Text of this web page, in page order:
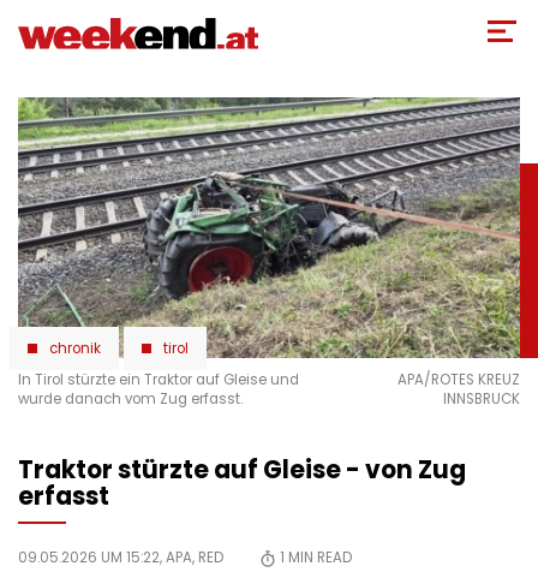
zum
chronik
tirol
In Tirol stürzte ein Traktor auf Gleise und
wurde danach vom Zug erfasst.
APA/ROTES KREUZ
INNSBRUCK
Traktor stürzte auf Gleise - von Zug
erfasst
09.05.2026 UM 15:22,APA, RED 1 MIN READ